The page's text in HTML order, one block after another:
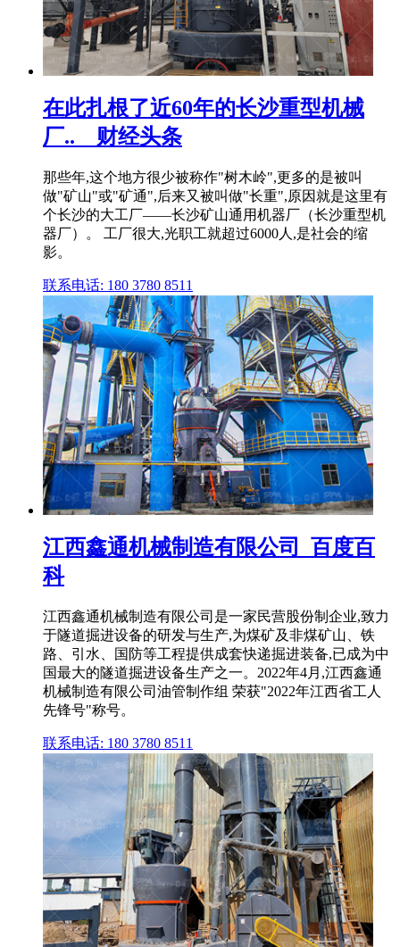
在此扎根了近60年的长沙重型机械
厂..__财经头条
那些年,这个地方很少被称作"树木岭",更多的是被叫
做"矿山"或"矿通",后来又被叫做"长重",原因就是这里有
个长沙的大工厂——长沙矿山通用机器厂（长沙重型机
器厂）。 工厂很大,光职工就超过6000人,是社会的缩
影。
联系电话: 180 3780 8511
江西鑫通机械制造有限公司_百度百
科
江西鑫通机械制造有限公司是一家民营股份制企业,致力
于隧道掘进设备的研发与生产,为煤矿及非煤矿山、铁
路、引水、国防等工程提供成套快递掘进装备,已成为中
国最大的隧道掘进设备生产之一。2022年4月,江西鑫通
机械制造有限公司油管制作组 荣获"2022年江西省工人
先锋号"称号。
联系电话: 180 3780 8511